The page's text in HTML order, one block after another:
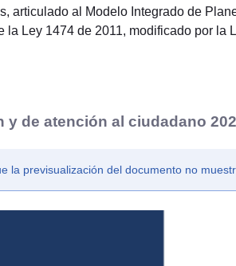
articulado al Modelo Integrado de
Ley 1474 de 2011, modificado por la
y de atención al ciudadano
la previsualización del documento no